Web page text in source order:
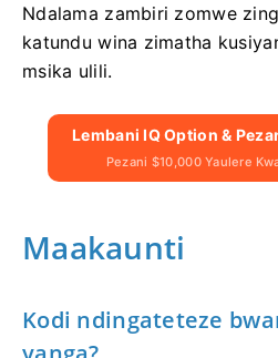
Ndalama zambiri zomwe
katundu wina zimatha
msika ulili.
Lembani IQ Option &
Pezani $10,000 Yaulere
Maakaunti
Kodi ndingateteze